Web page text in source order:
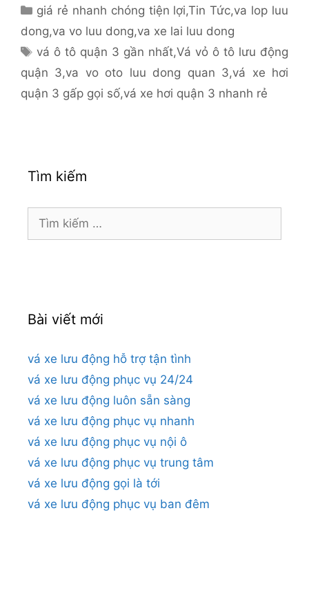
Danh
mục
giá rẻ nhanh chóng tiện lợi,Tin Tức,va lop luu
dong,va vo luu dong,va xe lai luu dong
Thẻ
vá ô tô quận 3 gần nhất,Vá vỏ ô tô lưu động
quận 3,va vo oto luu dong quan 3,vá xe hơi
quận 3 gấp gọi số,vá xe hơi quận 3 nhanh rẻ
Tìm kiếm
Tìm
Bài viết mới
vá xe lưu động hỗ trợ tận tình
vá xe lưu động phục vụ 24/24
vá xe lưu động luôn sẵn sàng
vá xe lưu động phục vụ nhanh
vá xe lưu động phục vụ nội ô
vá xe lưu động phục vụ trung tâm
vá xe lưu động gọi là tới
vá xe lưu động phục vụ ban đêm